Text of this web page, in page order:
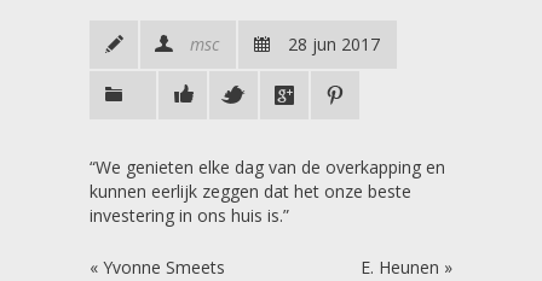
msc 28 jun 2017
“We genieten elke dag van de overkapping en
kunnen eerlijk zeggen dat het onze beste
investering in ons huis is.”
« Yvonne Smeets E. Heunen »